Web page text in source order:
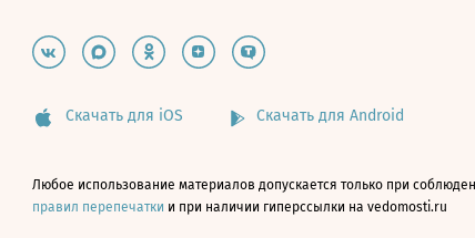
Скачать для iOS Скачать для Android
Любое использование материалов допускается только при
правил перепечатки и при наличии гиперссылки на vedomosti.ru